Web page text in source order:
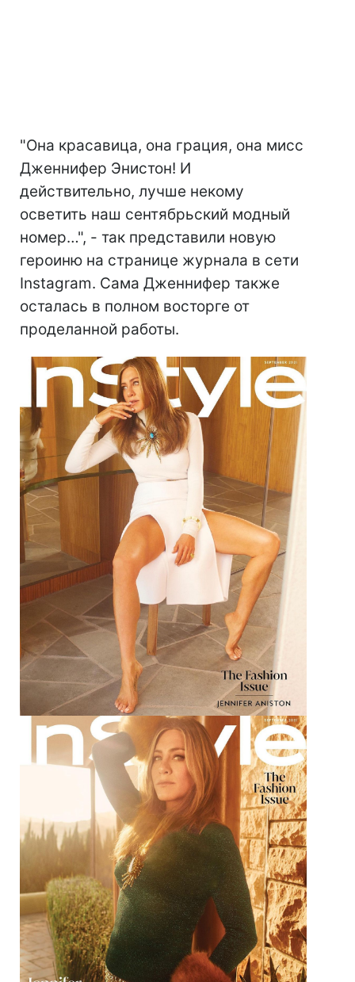
"Она красавица, она грация, она мисс
Дженнифер Энистон! И
действительно, лучше некому
осветить наш сентябрьский модный
номер…", - так представили новую
героиню на странице журнала в сети
Instagram. Сама Дженнифер также
осталась в полном восторге от
проделанной работы.